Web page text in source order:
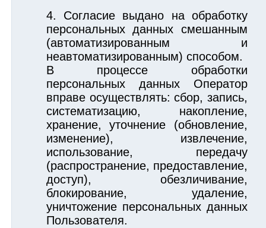
Согласие выдано на обработку
персональных данных смешанным
(автоматизированным и
неавтоматизированным) способом.
В процессе обработки
персональных данных Оператор
вправе осуществлять: сбор, запись,
систематизацию, накопление,
хранение, уточнение (обновление,
изменение), извлечение,
использование, передачу
(распространение, предоставление,
доступ), обезличивание,
блокирование, удаление,
уничтожение персональных данных
Пользователя.